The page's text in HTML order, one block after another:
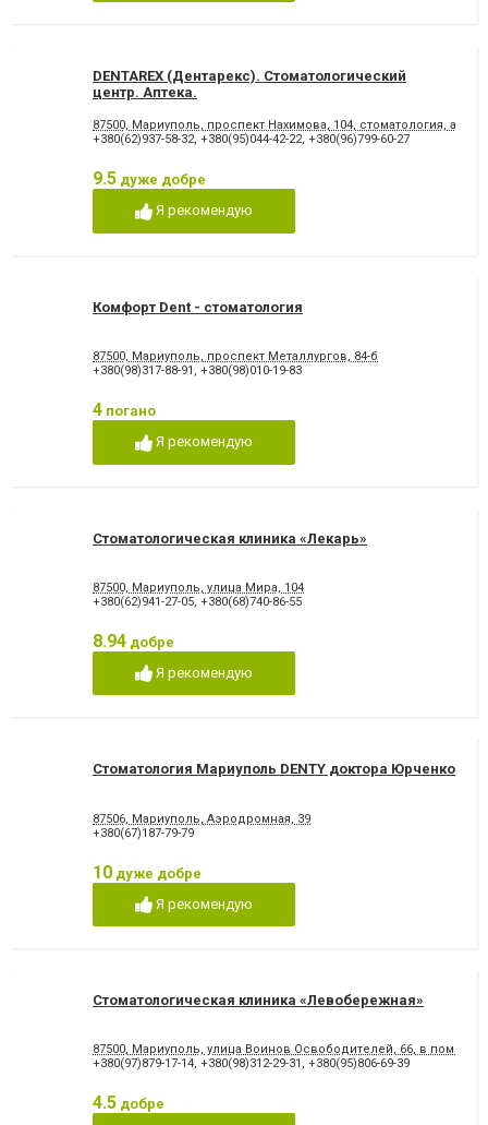
відновлення емалі
DENTAREX (Дентарекс). Cтоматологический
центр. Аптeкa.
87500, Мариуполь, проспект Нахимова, 104, стоматология,
+380(62)937-58-32, +380(95)044-42-22, +380(96)799-60-27
9.5 дуже добре
Я рекомендую
Комфорт Dent - стоматология
87500, Мариуполь, проспект Металлургов, 84-б
+380(98)317-88-91 , +380(98)010-19-83
4 погано
Я рекомендую
Стоматологическая клиника «Лекарь»
87500, Мариуполь, улица Мира, 104
+380(62)941-27-05, +380(68)740-86-55
8.94 добре
Я рекомендую
Стоматология Мариуполь DENTY доктора Юрченко
87506, Мариуполь, Аэродромная, 39
+380(67)187-79-79
10 дуже добре
Я рекомендую
Стоматологическая клиника «Левобережная»
87500, Мариуполь, улица Воинов Освободителей, 66, в
+380(97)879-17-14, +380(98)312-29-31 , +380(95)806-69-39
4.5 добре